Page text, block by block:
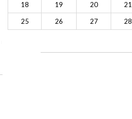
18 19 20 21
25 26 27 28